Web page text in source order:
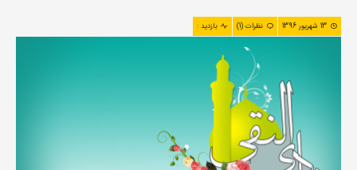
13 شهریور 1396 نظرات (1) بازدید :